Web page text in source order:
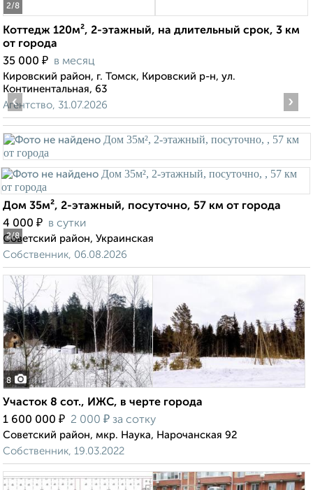
2/8
Коттедж 120м², 2-этажный, на длительный срок, 3 км
от города
35 000 ₽ в месяц
Кировский район, г. Томск, Кировский р-н, ул.
Континентальная, 63
Агентство, 31.07.2026
2/8
‹ ›
Дом 35м², 2-этажный, посуточно, 57 км от города
4 000 ₽ в сутки
Советский район, Украинская
Собственник, 06.08.2026
8
Участок 8 сот., ИЖС, в черте города
1 600 000 ₽ 2 000 ₽ за сотку
Советский район, мкр. Наука, Нарочанская 92
Собственник, 19.03.2022